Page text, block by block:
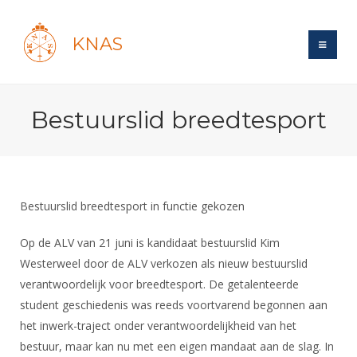
KNAS
Login
Forums
Maandelijks archief
Evenement
Bond
Lidmaatschap
Tarieven
Reglementen
Ledencijfers
Sponsors en Partners
Recreatiesport
Veteranen
Lichtzwaardschermen
Wedstrijdsport
Nieuws
NK's
Oranje
Voor de jeugd
Spreekbeurtpakket
Ouders en vereniging
Jeugdkampen
Forums
Forums
Schermforum
Zoek Vereniging
Contact
Bestuurslid breedtesport
Bestuurslid breedtesport in functie gekozen
Op de ALV van 21 juni is kandidaat bestuurslid Kim
Westerweel door de ALV verkozen als nieuw bestuurslid
verantwoordelijk voor breedtesport. De getalenteerde
student geschiedenis was reeds voortvarend begonnen aan
het inwerk-traject onder verantwoordelijkheid van het
bestuur, maar kan nu met een eigen mandaat aan de slag. In